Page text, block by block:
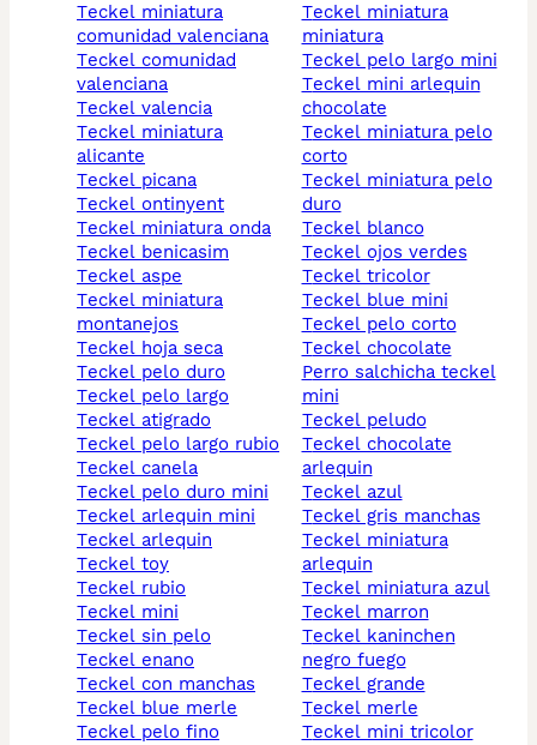
teckel miniatura
comunidad valenciana
teckel comunidad
valenciana
teckel valencia
teckel miniatura
alicante
teckel picana
teckel ontinyent
teckel miniatura onda
teckel benicasim
teckel aspe
teckel miniatura
montanejos
teckel hoja seca
teckel pelo duro
teckel pelo largo
teckel atigrado
teckel pelo largo rubio
teckel canela
teckel pelo duro mini
teckel arlequin mini
teckel arlequin
teckel toy
teckel rubio
teckel mini
teckel sin pelo
teckel enano
teckel con manchas
teckel blue merle
teckel pelo fino
teckel miniatura
miniatura
teckel pelo largo mini
teckel mini arlequin
chocolate
teckel miniatura pelo
corto
teckel miniatura pelo
duro
teckel blanco
teckel ojos verdes
teckel tricolor
teckel blue mini
teckel pelo corto
teckel chocolate
perro salchicha teckel
mini
teckel peludo
teckel chocolate
arlequin
teckel azul
teckel gris manchas
teckel miniatura
arlequin
teckel miniatura azul
teckel marron
teckel kaninchen
negro fuego
teckel grande
teckel merle
teckel mini tricolor